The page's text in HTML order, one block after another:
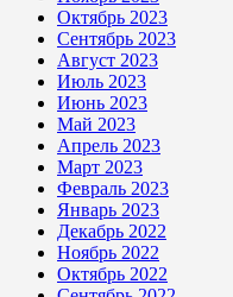
Октябрь 2023
Сентябрь 2023
Август 2023
Июль 2023
Июнь 2023
Май 2023
Апрель 2023
Март 2023
Февраль 2023
Январь 2023
Декабрь 2022
Ноябрь 2022
Октябрь 2022